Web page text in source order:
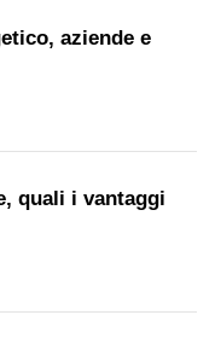
aziende e
quali i vantaggi